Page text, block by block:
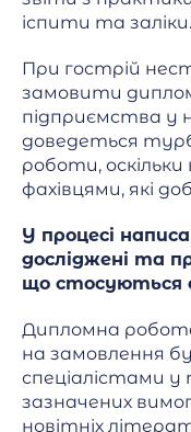
іспити та заліки.
При гострій
замовити
підприємства у
доведеться
роботи,
фахівцями, які
У процесі
досліджені та
що стосуються
Дипломна
на замовлення
спеціалістами у
зазначених
новітніх